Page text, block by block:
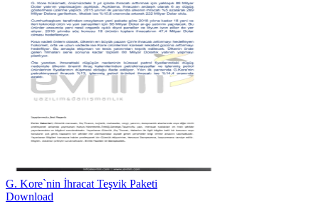
G. Kore`nin İhracat Teşvik Paketi
Download